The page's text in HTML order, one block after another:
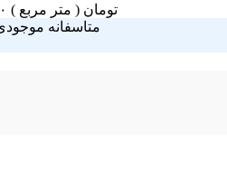
تومان ( متر مربع )
متاسفانه